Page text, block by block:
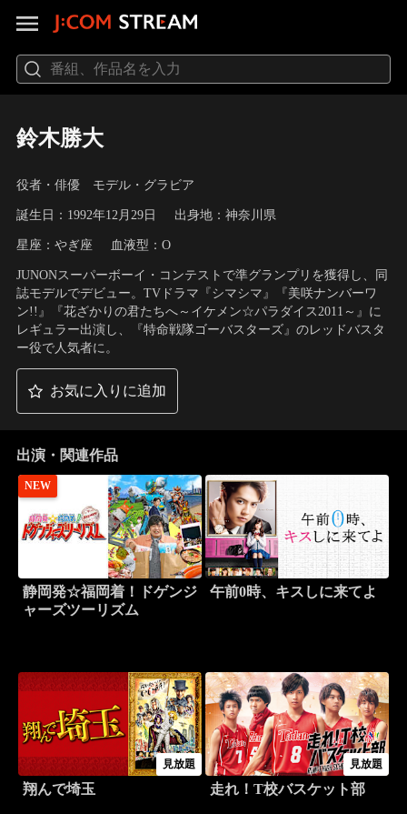
鈴木勝大
役者・俳優 モデル・グラビア
誕生日：1992年12月29日 出身地：神奈川県
星座：やぎ座 血液型：O
JUNONスーパーボーイ・コンテストで準グランプリを獲得し、同
誌モデルでデビュー。TVドラマ『シマシマ』『美咲ナンバーワ
ン!!』『花ざかりの君たちへ～イケメン☆パラダイス2011～』に
レギュラー出演し、『特命戦隊ゴーバスターズ』のレッドバスタ
ー役で人気者に。
お気に入りに追加
出演・関連作品
NEW
静岡発☆福岡着！ドゲンジ
ャーズツーリズム
午前0時、キスしに来てよ
見放題
翔んで埼玉
見放題
走れ！T校バスケット部